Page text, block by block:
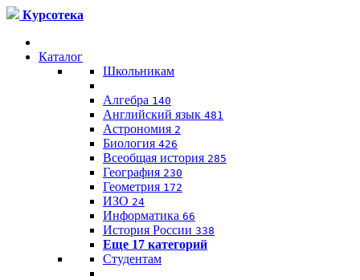
Курсотека
Каталог
Школьникам
Алгебра 140
Английский язык 481
Астрономия 2
Биология 426
Всеобщая история 285
География 230
Геометрия 172
ИЗО 24
Информатика 66
История России 338
Еще 17 категорий
Студентам